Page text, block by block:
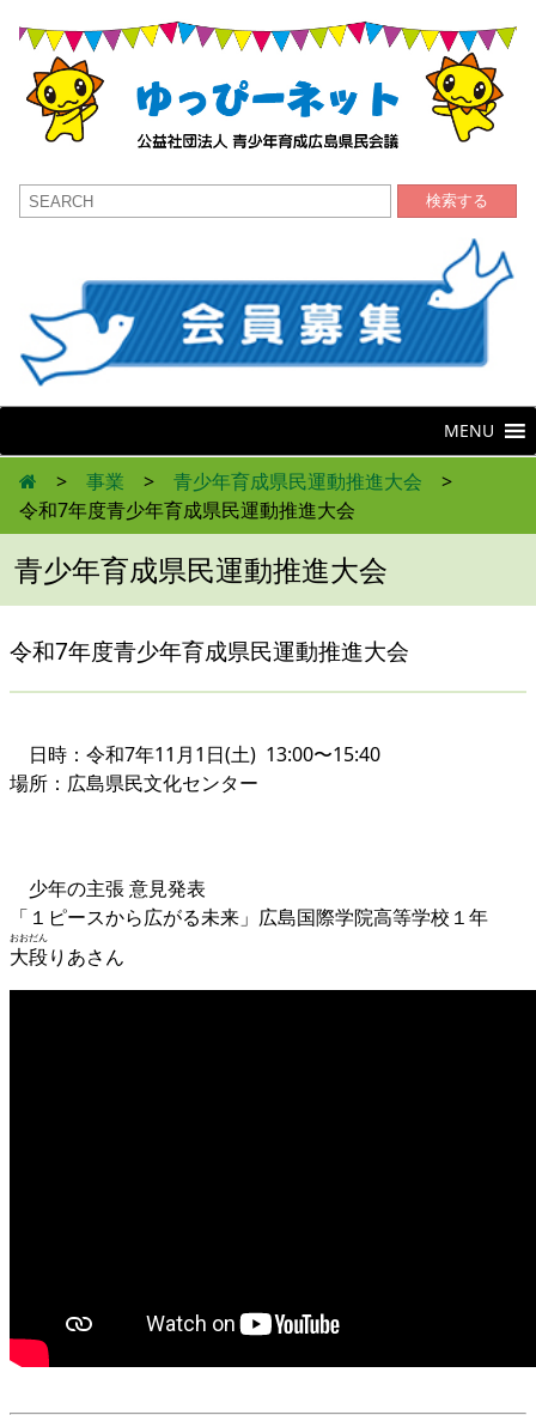
検索する
MENU
> 事業 > 青少年育成県民運動推進大会
>
令和7年度青少年育成県民運動推進大会
青少年育成県民運動推進大会
令和7年度青少年育成県民運動推進大会
日時：令和7年11月1日(土) 13:00〜15:40
場所：広島県民文化センター
少年の主張 意見発表
「１ピースから広がる未来」広島国際学院高等学校１年
大段
おおだん
りあさん